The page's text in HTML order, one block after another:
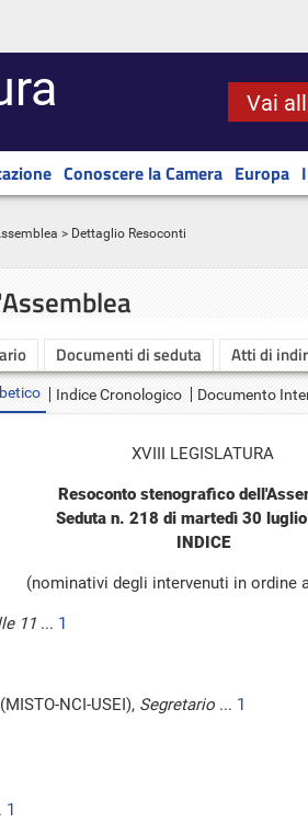
Vai
Conoscere la Camera Europa
> Dettaglio Resoconti
Documenti di seduta Atti di
Indice Cronologico Documento
XVIII LEGISLATURA
Resoconto stenografico
Seduta n. 218 di martedì 30
INDICE
(nominativi degli intervenuti in ordine
11 ... 1
NCI-USEI), Segretario ... 1
1